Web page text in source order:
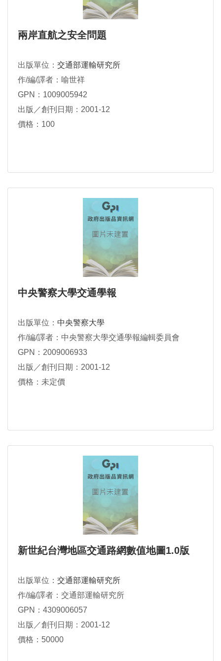
兩岸直航之安全問題
出版單位： 交通部運輸研究所
作/編/譯者：喻世祥
GPN：1009005942
出版／創刊日期：2001-12
價格：100
中央警察大學交通學報
出版單位： 中央警察大學
作/編/譯者：中央警察大學交通學報編輯委員會
GPN：2009006933
出版／創刊日期：2001-12
價格：未定價
新世紀台灣地區交通路網數值地圖1.0版
出版單位： 交通部運輸研究所
作/編/譯者：交通部運輸研究所
GPN：4309006057
出版／創刊日期：2001-12
價格：50000